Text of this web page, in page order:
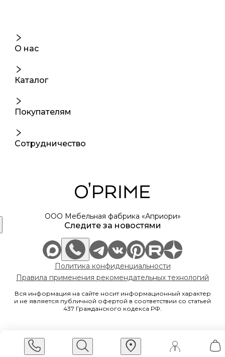
О нас
Каталог
Покупателям
Сотрудничество
ООО Мебельная фабрика «Априори»
Следите за новостями
Политика конфиденциальности
Правила применения рекомендательных технологий
Вся информация на сайте носит информационный характер
и не является публичной офертой в соответствии со статьей
437 Гражданского кодекса РФ.